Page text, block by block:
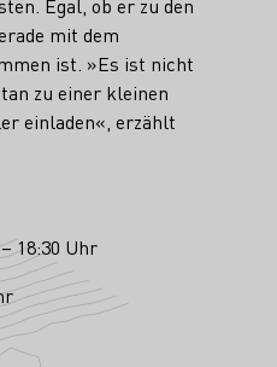
Egal, ob er zu den
mit dem
ist. »Es ist nicht
zu einer kleinen
einladen«, erzählt
18:30 Uhr